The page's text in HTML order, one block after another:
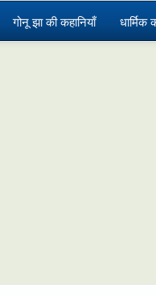
गोनू झा की कहानियाँ धार्मिक